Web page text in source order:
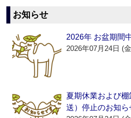
お知らせ
2026年 お盆期間
2026年07月24日 (
夏期休業および
送）停止のお知ら